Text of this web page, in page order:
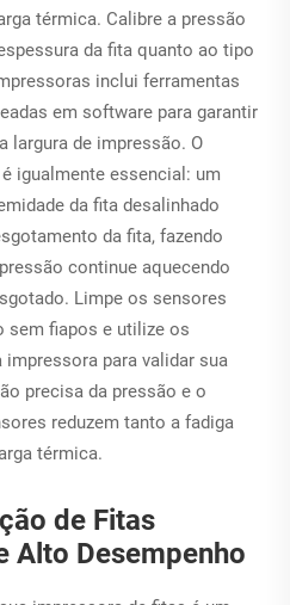
térmica. Calibre a pressão
da fita quanto ao tipo
inclui ferramentas
em software para garantir
largura de impressão. O
igualmente essencial: um
da fita desalinhado
da fita, fazendo
continue aquecendo
Limpe os sensores
sem fiapos e utilize os
para validar sua
precisa da pressão e o
reduzem tanto a fadiga
térmica.
de Fitas
Alto Desempenho